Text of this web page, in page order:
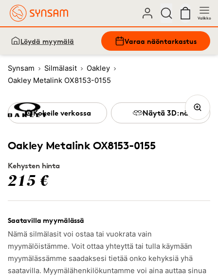
Valikko
Löydä myymälä Varaa näöntarkastus
Synsam Silmälasit
Oakley
Oakley Metalink OX8153-0155
Oakley Metalink OX8153-0155
Kehysten hinta
215 €
Saatavilla myymälässä
Nämä silmälasit voi ostaa tai vuokrata vain
myymälöistämme. Voit ottaa yhteyttä tai tulla käymään
myymälässämme saadaksesi tietää onko kehyksiä yhä
saatavilla. Myymälähenkilökuntamme voi aina auttaa sinua
Kokeile verkossa Näytä 3D:nä